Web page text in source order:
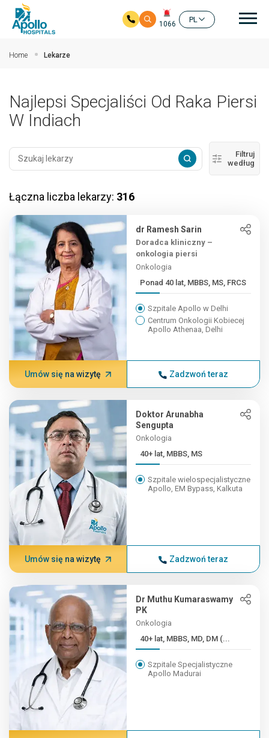
1066
PL
Home Lekarze
Najlepsi Specjaliści Od Raka Piersi
W Indiach
Filtruj
według
Łączna liczba lekarzy: 316
dr Ramesh Sarin
Doradca kliniczny –
onkologia piersi
Onkologia
Ponad 40 lat, MBBS, MS, FRCS
Szpitale Apollo w Delhi
Centrum Onkologii Kobiecej
Apollo Athenaa, Delhi
Umów się na wizytę Zadzwoń teraz
Doktor Arunabha
Sengupta
Onkologia
40+ lat, MBBS, MS
Szpitale wielospecjalistyczne
Apollo, EM Bypass, Kalkuta
Umów się na wizytę Zadzwoń teraz
Dr Muthu Kumaraswamy
PK
Onkologia
40+ lat, MBBS, MD, DM (...
Szpitale Specjalistyczne
Apollo Madurai